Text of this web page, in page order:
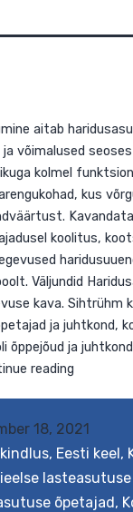
aitab
ja võimalused
kolmel
arengukohad, kus
koolitus,
tegevused
poolt. Väljundid
kava.
reading
18, 2021
, Eesti keel,
õpetajad,